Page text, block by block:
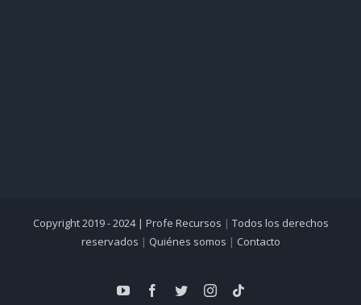
Copyright 2019 - 2024 | Profe Recursos | Todos los derechos
reservados | Quiénes somos | Contacto
YouTubeFacebook
TwitterInstagram
Tiktok